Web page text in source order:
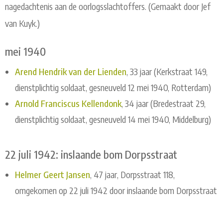
nagedachtenis aan de oorlogsslachtoffers. (Gemaakt door Jef
van Kuyk.)
mei 1940
Arend Hendrik van der Lienden, 33 jaar (Kerkstraat 149,
dienstplichtig soldaat, gesneuveld 12 mei 1940, Rotterdam)
Arnold Franciscus Kellendonk, 34 jaar (Bredestraat 29,
dienstplichtig soldaat, gesneuveld 14 mei 1940, Middelburg)
22 juli 1942: inslaande bom Dorpsstraat
Helmer Geert Jansen, 47 jaar, Dorpsstraat 118,
omgekomen op 22 juli 1942 door inslaande bom Dorpsstraat